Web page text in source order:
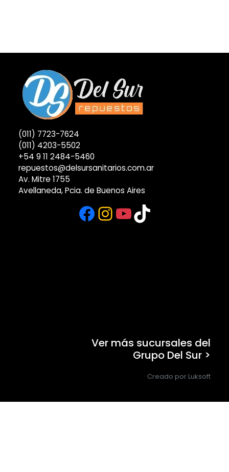
(011) 7723-7624
(011) 4203-5502
+54 9 11 2484-5460
repuestos@delsursanitarios.com.ar
Av. Mitre 1755
Avellaneda, Pcia. de Buenos Aires
Facebook
Instagram
YouTube
TikTok
Ver más sucursales del
Grupo Del Sur >
Creado por Luksoft